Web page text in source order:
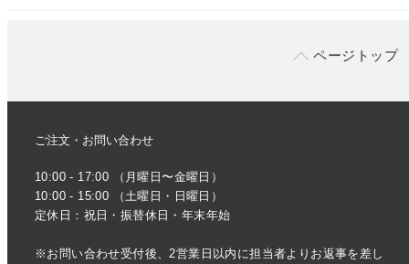
ページトップ
ご注文・お問い合わせ
10:00 - 17:00 （月曜日〜金曜日）
10:00 - 15:00 （土曜日・日曜日）
定休日：祝日・振替休日・年末年始
※お問い合わせ受付後、2営業日以内に担当者よりお返事を差し